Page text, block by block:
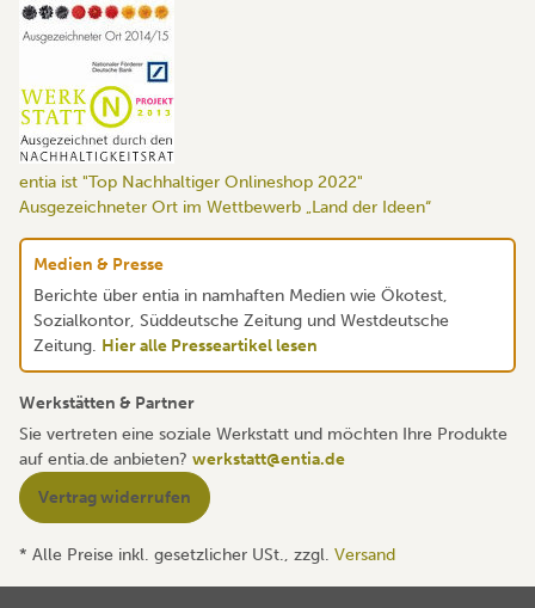
entia ist "Top Nachhaltiger Onlineshop 2022"
Ausgezeichneter Ort im Wettbewerb „Land der Ideen“
Medien & Presse
Berichte über entia in namhaften Medien wie Ökotest,
Sozialkontor, Süddeutsche Zeitung und Westdeutsche
Zeitung. Hier alle Presseartikel lesen
Werkstätten & Partner
Sie vertreten eine soziale Werkstatt und möchten Ihre Produkte
auf entia.de anbieten? werkstatt@entia.de
Vertrag widerrufen
* Alle Preise inkl. gesetzlicher USt., zzgl. Versand